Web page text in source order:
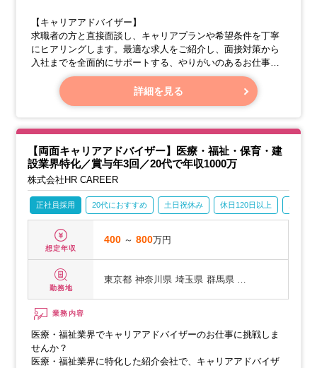
【キャリアアドバイザー】
求職者の方と直接面談し、キャリアプランや希望条件を丁寧
にヒアリングします。最適な求人をご紹介し、面接対策から
入社までを全面的にサポートする、やりがいのあるお仕事で
【リクルーティングアドバイザー】
に把握します。最適な人材をご紹介するだけでなく、採用戦
略に関するコンサルティング提案も行い、企業の成長に貢献
します。
詳細を見る
【両面キャリアアドバイザー】医療・福祉・保育・建
設業界特化／賞与年3回／20代で年収1000万
株式会社HR CAREER
正社員採用 20代におすすめ 土日祝休み 休日120日以上
想定年収
400 ～800万円
勤務地
東京都 神奈川県 埼玉県 群馬県 …
業務内容
医療・福祉業界でキャリアアドバイザーのお仕事に挑戦しま
せんか？
医療・福祉業界に特化した紹介会社で、キャリアアドバイザ